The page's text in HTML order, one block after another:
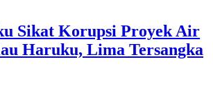
Sikat Korupsi Proyek Air
Haruku, Lima Tersangka